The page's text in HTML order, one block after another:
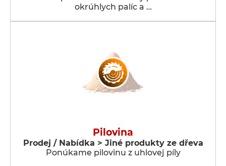
okrúhlych palíc a …
Pilovina
Prodej / Nabídka > Jiné produkty ze dřeva
Ponúkame pilovinu z uhlovej píly